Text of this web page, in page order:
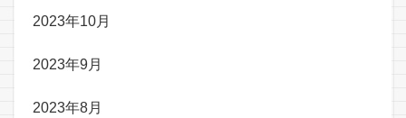
2023年10月
2023年9月
2023年8月